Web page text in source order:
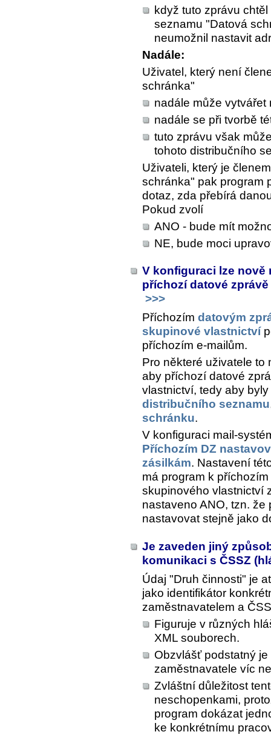
když tuto zprávu
seznamu "Datová
neumožnil nastavit
Nadále:
Uživatel, který není
schránka"
nadále může vytvářet
nadále se při tvorbě
tuto zprávu však
tohoto distribučního
Uživateli, který je
schránka" pak program
dotaz, zda přebírá
Pokud zvolí
ANO - bude mít
NE, bude moci
V konfiguraci lze nově
příchozí datové
>>>
Příchozím datovým
skupinové vlastnictví
příchozím e-mailům.
Pro některé uživatele to
aby příchozí datové
vlastnictví, tedy aby
distribučního seznamu
schránku.
V konfiguraci mail-
Příchozím DZ
zásilkám. Nastavení
má program k
skupinového vlastnictví
nastaveno ANO, tzn.
nastavovat stejně jako
Je zaveden jiný
komunikaci s ČSSZ
Údaj "Druh činnosti" je
jako identifikátor
zaměstnavatelem a
Figuruje v různých
XML souborech.
Obzvlášť podstatný
zaměstnavatele víc
Zvláštní důležitost
neschopenkami,
program dokázat
ke konkrétnímu